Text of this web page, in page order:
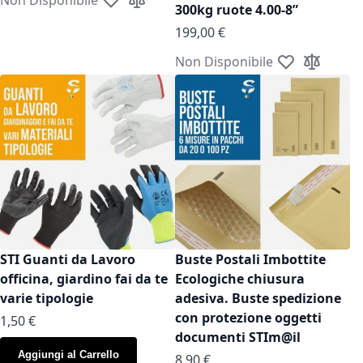
Aggiungi alla lista desideri
Aggiungi al confronto
300kg ruote 4.00-8”
199,00 €
Non Disponibile Aggiungi alla
Aggiungi
STI Guanti da Lavoro
officina, giardino fai da te
varie tipologie
As low as
1,50 €
Aggiungi al Carrello
Buste Postali Imbottite
Ecologiche chiusura
adesiva. Buste spedizione
con protezione oggetti
documenti STIm@il
As low as